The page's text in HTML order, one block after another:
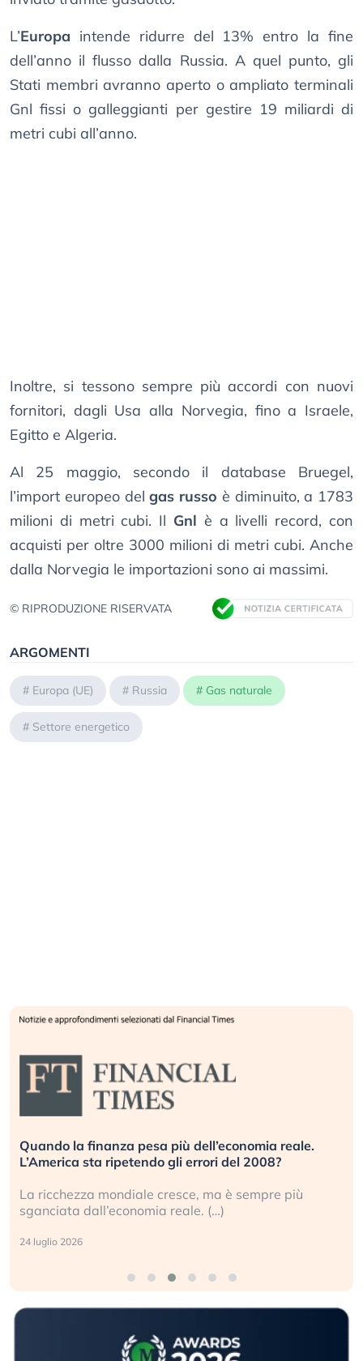
L’Europa intende ridurre del 13% entro la fine
dell’anno il flusso dalla Russia. A quel punto, gli
Stati membri avranno aperto o ampliato terminali
Gnl fissi o galleggianti per gestire 19 miliardi di
metri cubi all’anno.
Inoltre, si tessono sempre più accordi con nuovi
fornitori, dagli Usa alla Norvegia, fino a Israele,
Egitto e Algeria.
Al 25 maggio, secondo il database Bruegel,
l’import europeo delgas russo è diminuito, a 1783
milioni di metri cubi. Il Gnl è a livelli record, con
acquisti per oltre 3000 milioni di metri cubi. Anche
dalla Norvegia le importazioni sono ai massimi.
© RIPRODUZIONE RISERVATA
ARGOMENTI
# Europa (UE) # Russia # Gas naturale
# Settore energetico
Quando la finanza pesa più dell’economia reale.
L’America sta ripetendo gli errori del 2008?
La ricchezza mondiale cresce, ma è sempre più
sganciata dall’economia reale. (…)
24 luglio 2026